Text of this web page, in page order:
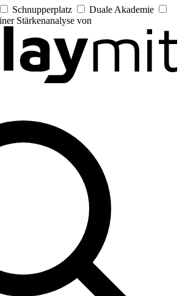
Schnupperplatz
Duale Akademie
Stärkenanalyse von